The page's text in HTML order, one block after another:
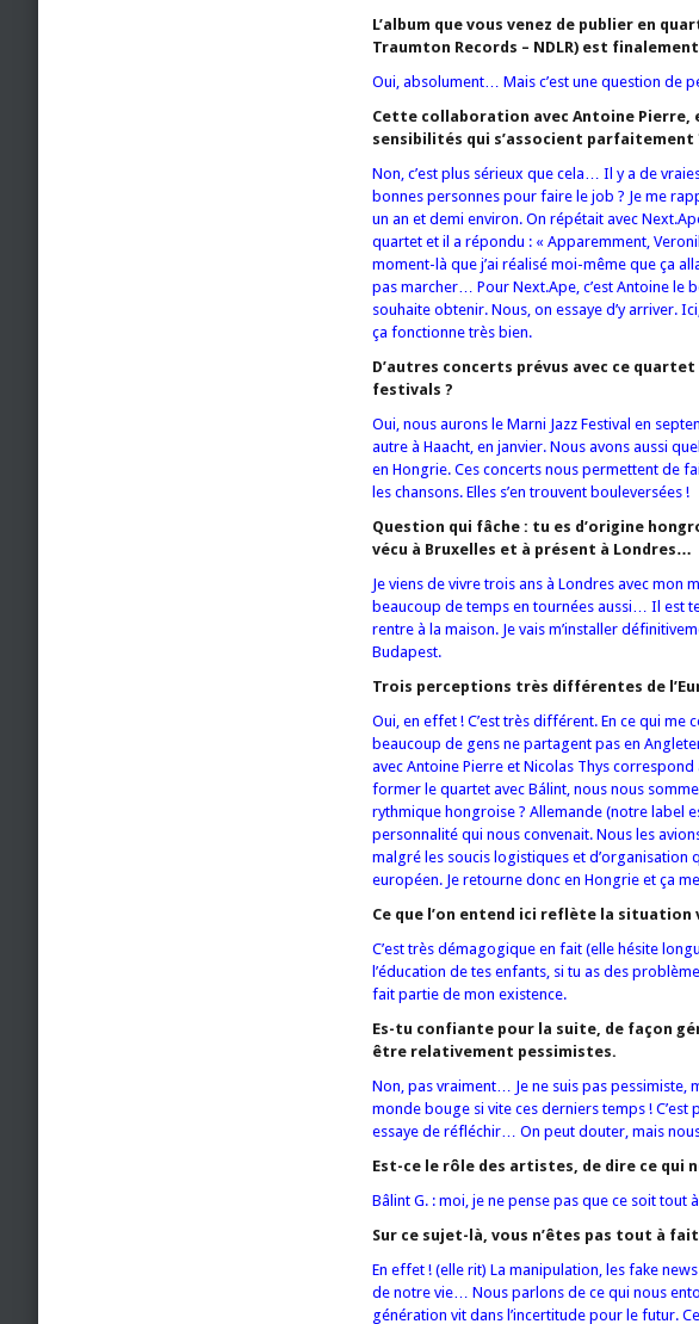
L’album que vous venez de publier en
Traumton Records – NDLR) est
Oui, absolument… Mais c’est une question de
Cette collaboration avec Antoine Pierre,
sensibilités qui s’associent parfaitement
Non, c’est plus sérieux que cela… Il y a de
bonnes personnes pour faire le job ? Je me
un an et demi environ. On répétait avec
quartet et il a répondu : « Apparemment,
moment-là que j’ai réalisé moi-même que ça
pas marcher… Pour Next.Ape, c’est Antoine le
souhaite obtenir. Nous, on essaye d’y arriver.
ça fonctionne très bien.
D’autres concerts prévus avec ce quartet
festivals ?
Oui, nous aurons le Marni Jazz Festival en
autre à Haacht, en janvier. Nous avons aussi
en Hongrie. Ces concerts nous permettent de
les chansons. Elles s’en trouvent bouleversées !
Question qui fâche : tu es d’origine
vécu à Bruxelles et à présent à Londres…
Je viens de vivre trois ans à Londres avec mon
beaucoup de temps en tournées aussi… Il est
rentre à la maison. Je vais m’installer
Budapest.
Trois perceptions très différentes de
Oui, en effet ! C’est très différent. En ce qui
beaucoup de gens ne partagent pas en
avec Antoine Pierre et Nicolas Thys
former le quartet avec Bálint, nous nous
rythmique hongroise ? Allemande (notre label
personnalité qui nous convenait. Nous les
malgré les soucis logistiques et d’organisation
européen. Je retourne donc en Hongrie et ça
Ce que l’on entend ici reflète la situation
C’est très démagogique en fait (elle hésite
l’éducation de tes enfants, si tu as des
fait partie de mon existence.
Es-tu confiante pour la suite, de façon
être relativement pessimistes.
Non, pas vraiment… Je ne suis pas pessimiste,
monde bouge si vite ces derniers temps !
essaye de réfléchir… On peut douter, mais
Est-ce le rôle des artistes, de dire ce qui
Bâlint G. : moi, je ne pense pas que ce soit tout
Sur ce sujet-là, vous n’êtes pas tout à
En effet ! (elle rit) La manipulation, les fake
de notre vie… Nous parlons de ce qui nous
génération vit dans l’incertitude pour le futur.